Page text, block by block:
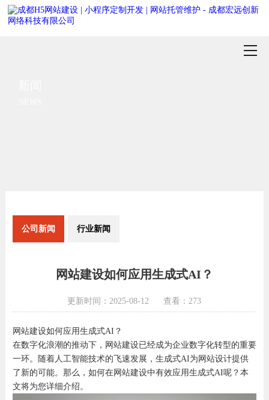
公司新闻 行业新闻
网站建设如何应用生成式AI？
更新时间：2025-08-12 查看：273
网站建设如何应用生成式AI？
在数字化浪潮的推动下，网站建设已经成为企业数字化转型的重要
一环。随着人工智能技术的飞速发展，生成式AI为网站设计提供
了新的可能。那么，如何在网站建设中有效应用生成式AI呢？本
文将为您详细介绍。